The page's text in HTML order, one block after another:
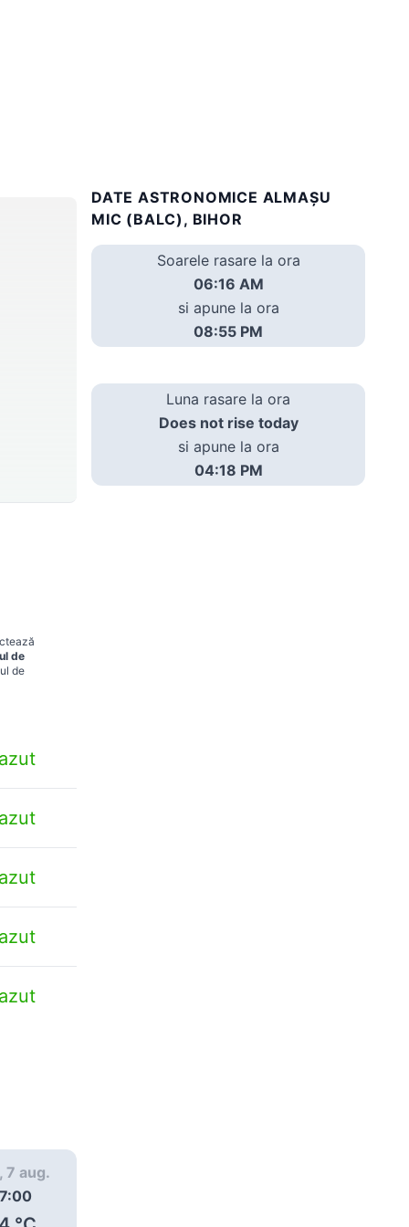
de
de
7 aug.
DATE ASTRONOMICE ALMAŞU
MIC (BALC), BIHOR
Soarele rasare la ora
06:16 AM
si apune la ora
08:55 PM
Luna rasare la ora
Does not rise today
si apune la ora
04:18 PM